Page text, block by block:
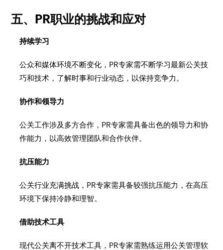
五、PR职业的挑战和应对
持续学习
公众和媒体环境不断变化，PR专家需不断学习最新公关技
巧和技术，了解时事和行业动态，以保持竞争力。
协作和领导力
公关工作涉及多方合作，PR专家需具备出色的领导力和协
作能力，以高效管理团队和合作伙伴。
抗压能力
公关行业充满挑战，PR专家需具备较强抗压能力，在高压
环境下保持冷静和理智。
借助技术工具
现代公关离不开技术工具，PR专家需熟练运用公关管理软